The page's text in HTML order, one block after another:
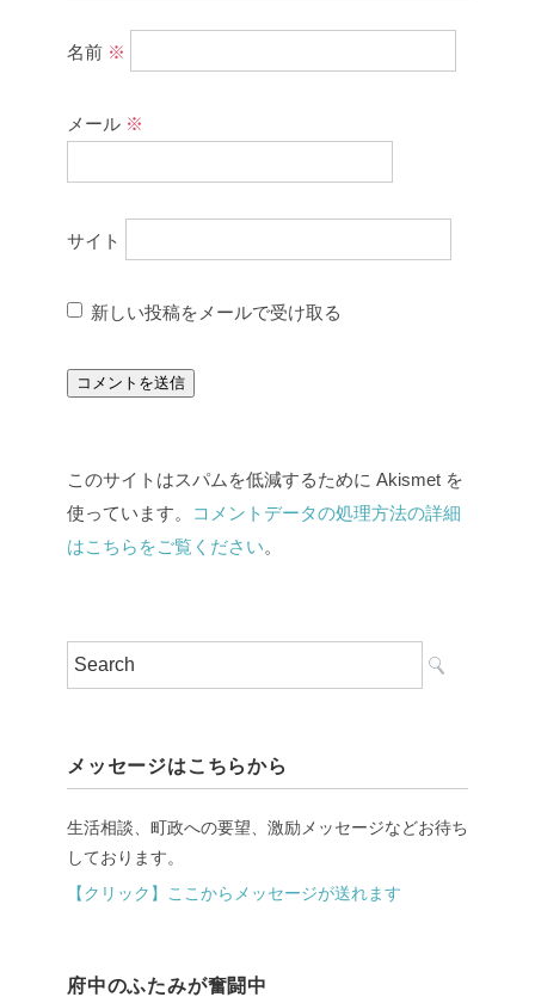
名前 ※
メール ※
サイト
新しい投稿をメールで受け取る
このサイトはスパムを低減するために Akismet を
使っています。
コメントデータの処理方法の詳細
はこちらをご覧ください。
メッセージはこちらから
生活相談、町政への要望、激励メッセージなどお待ち
しております。
【クリック】ここからメッセージが送れます
府中のふたみが奮闘中